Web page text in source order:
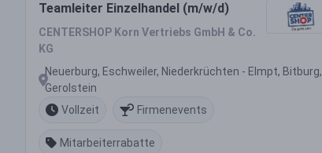
Teamleiter Einzelhandel (m/w/d)
CENTERSHOP Korn Vertriebs GmbH & Co.
KG
Neuerburg, Eschweiler, Niederkrüchten - Elmpt, Bitburg,
Gerolstein
Vollzeit
Firmenevents
Mitarbeiterrabatte